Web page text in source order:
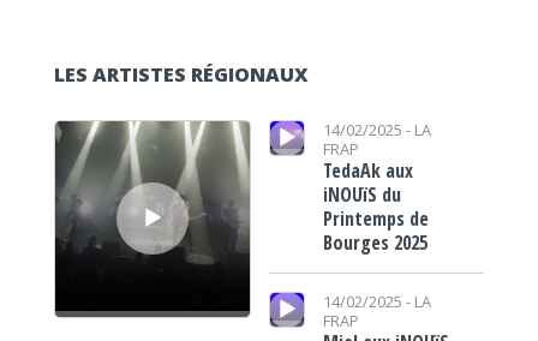
LES ARTISTES RÉGIONAUX
Lecteur audio
Lecteur audio 14/02/2025 - LA
FRAP
TedaAk aux
iNOUïS du
Printemps de
Bourges 2025
Lecteur audio
14/02/2025 - LA
FRAP